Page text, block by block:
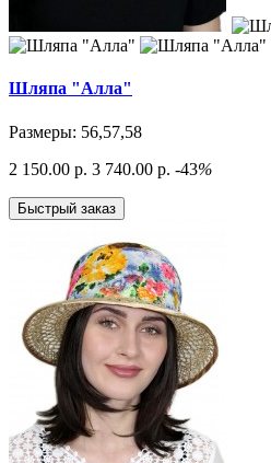
Шляпа "Алла"
Размеры: 56,57,58
2 150.00 р. 3 740.00 р. -43%
Быстрый заказ